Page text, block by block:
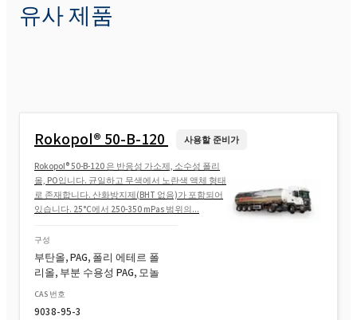
유사 제품
Rokopol® 50-B-120 사용할 준비가
Rokopol® 50-B-120 은 반응성 가소제, 소수성 폴리
올, PO입니다. 균일하고 무색에서 노란색 액체 형태
로 존재합니다. 산화방지제(BHT 없음)가 포함되어
있습니다. 25°C에서 250-350 mPas 범위의...
구성
부탄올, PAG, 폴리 에테르 폴
리올, 부분 수용성 PAG, 모놀
CAS 번호
9038-95-3